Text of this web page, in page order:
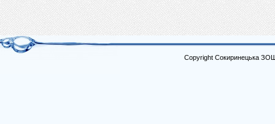
Copyright Сокиринецька